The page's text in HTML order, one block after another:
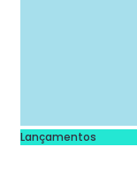
Lançamentos